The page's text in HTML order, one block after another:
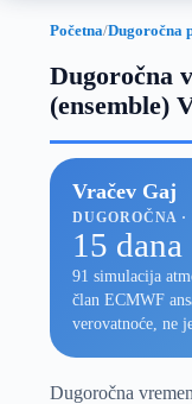
Početna/Dugoročna
Dugoročna
(ensemble)
Vračev Gaj
DUGOROČNA
15 dana
91 simulacija
član ECMWF
verovatnoće, ne
Dugoročna